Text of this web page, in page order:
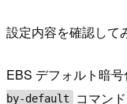
設定内容を確認して
EBS デフォルト暗
by-default
コマン